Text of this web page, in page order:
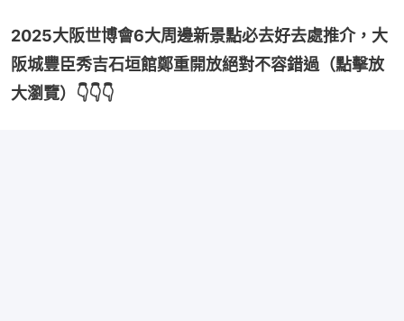
2025大阪世博會6大周邊新景點必去好去處推介，大
阪城豐臣秀吉石垣館鄭重開放絕對不容錯過（點擊放
大瀏覽）👇👇👇